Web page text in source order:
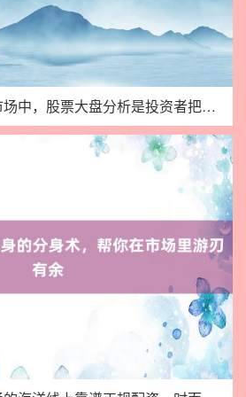
在瞬息万变的资本市场中，股票大盘分析是投资者把握市场脉搏、制